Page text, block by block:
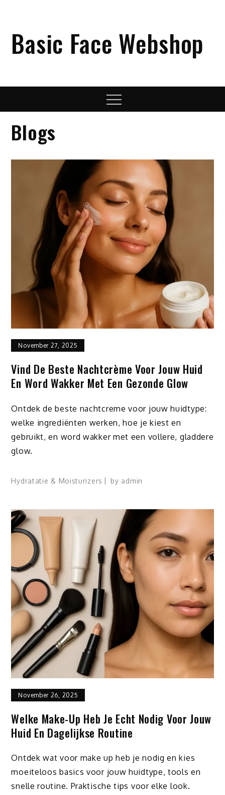
Basic Face Webshop
Menu
Blogs
November 27, 2025
Vind De Beste Nachtcrème Voor Jouw Huid
En Word Wakker Met Een Gezonde Glow
Ontdek de beste nachtcreme voor jouw huidtype:
welke ingrediënten werken, hoe je kiest en
gebruikt, en word wakker met een vollere, gladdere
glow.
Hydratatie & Moisturizers by admin
November 26, 2025
Welke Make-Up Heb Je Echt Nodig Voor Jouw
Huid En Dagelijkse Routine
Ontdek wat voor make up heb je nodig en kies
moeiteloos basics voor jouw huidtype, tools en
snelle routine. Praktische tips voor elke look.